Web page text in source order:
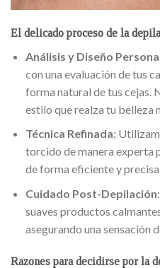
El delicado proceso de la
Análisis y Diseño
con una evaluación de tus
forma natural de tus cejas.
estilo que realza tu belleza
Técnica Refinada:
torcido de manera experta
de forma eficiente y
Cuidado Post-Depilación
suaves productos
asegurando una sensación
Razones para decidirse por la